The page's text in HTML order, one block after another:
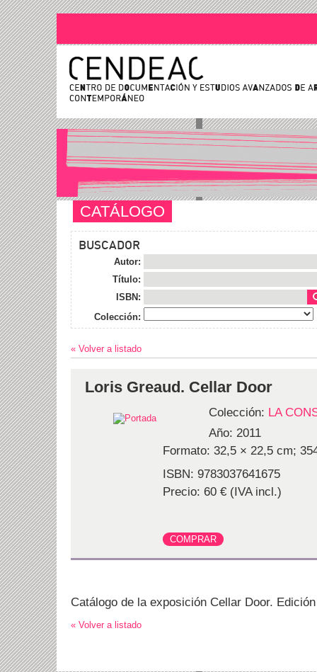
CATÁLOGO
BUSCADOR
Autor:
Título:
ISBN:
Colección:
« Volver a listado
Loris Greaud. Cellar Door
Colección: LA
Año: 2011
Formato: 32,5 × 22,5 cm;
ISBN: 9783037641675
Precio: 60 € (IVA incl.)
Catálogo de la exposición Cellar Door.
« Volver a listado